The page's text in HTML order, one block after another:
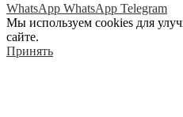
WhatsApp WhatsApp Telegram
Мы используем cookies для
сайте.
Принять